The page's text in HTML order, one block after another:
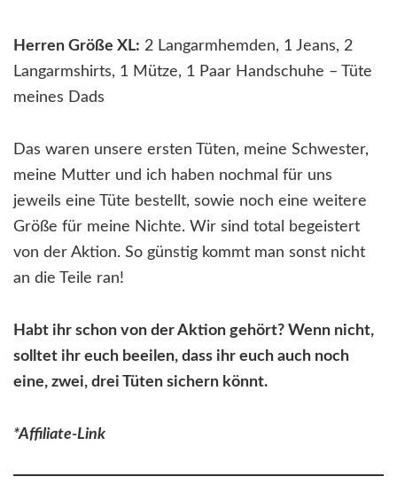
Herren Größe XL: 2 Langarmhemden, 1 Jeans, 2
Langarmshirts, 1 Mütze, 1 Paar Handschuhe – Tüte
meines Dads
Das waren unsere ersten Tüten, meine Schwester,
meine Mutter und ich haben nochmal für uns
jeweils eine Tüte bestellt, sowie noch eine weitere
Größe für meine Nichte. Wir sind total begeistert
von der Aktion. So günstig kommt man sonst nicht
an die Teile ran!
Habt ihr schon von der Aktion gehört? Wenn nicht,
solltet ihr euch beeilen, dass ihr euch auch noch
eine, zwei, drei Tüten sichern könnt.
*Affiliate-Link